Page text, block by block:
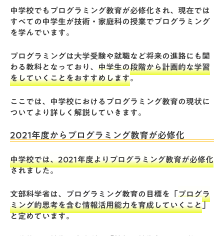
中学校でもプログラミング教育が必修化され、現在では
すべての中学生が技術・家庭科の授業でプログラミング
を学んでいます。
プログラミングは大学受験や就職など将来の進路にも関
わる教科となっており、 中学生の段階から計画的な学習
をしていくことをおすすめします。
ここでは、中学校におけるプログラミング教育の現状に
ついてより詳しく解説していきます。
2021年度からプログラミング教育が必修化
中学校では、2021年度よりプログラミング教育が必修化
されました。
文部科学省は、プログラミング教育の目標を「プログラ
ミング的思考を含む情報活用能力を育成していくこと」
と定めています。